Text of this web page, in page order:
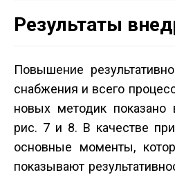
Результаты
Повышение
снабжения и всего
новых методик
рис. 7 и 8. В качестве
основные моменты,
показывают